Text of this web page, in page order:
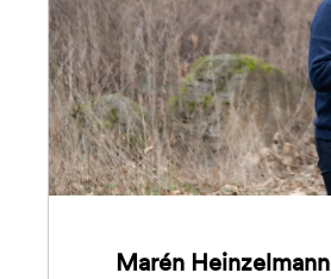
Marén Heinzelmann